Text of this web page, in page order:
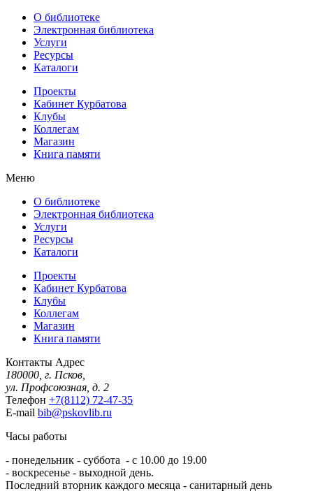
О библиотеке
Электронная библиотека
Услуги
Ресурсы
Каталоги
Проекты
Кабинет Курбатова
Клубы
Коллегам
Магазин
Книга памяти
Меню
О библиотеке
Электронная библиотека
Услуги
Ресурсы
Каталоги
Проекты
Кабинет Курбатова
Клубы
Коллегам
Магазин
Книга памяти
Контакты Адрес
180000, г. Псков,
ул. Профсоюзная, д. 2
Телефон +7(8112) 72-47-35
E-mail bib@pskovlib.ru
Часы работы
- понедельник - суббота - с 10.00 до 19.00
- воскресенье - выходной день.
Последний вторник каждого месяца - санитарный день